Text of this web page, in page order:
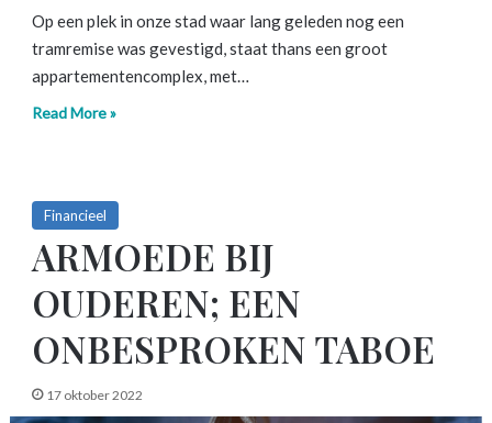
Op een plek in onze stad waar lang geleden nog een
tramremise was gevestigd, staat thans een groot
appartementencomplex, met…
Read More »
Financieel
ARMOEDE BIJ
OUDEREN; EEN
ONBESPROKEN TABOE
17 oktober 2022